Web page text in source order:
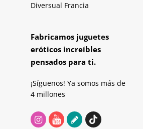
Diversual Francia
Fabricamos juguetes
eróticos increíbles
pensados para ti.
¡Síguenos! Ya somos más de
4 millones